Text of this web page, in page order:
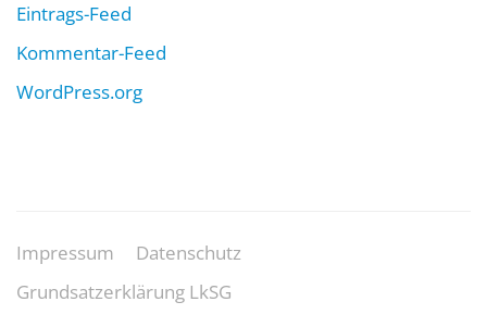
Eintrags-Feed
Kommentar-Feed
WordPress.org
Impressum
Datenschutz
Grundsatzerklärung LkSG